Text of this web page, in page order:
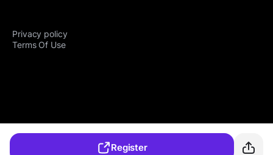
Privacy policy
Terms Of Use
Register